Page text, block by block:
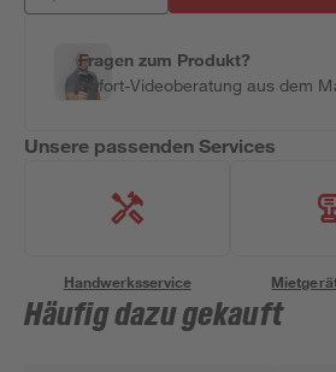
Fragen zum Produkt?
Sofort-Videoberatung aus dem
Unsere passenden Services
Handwerksservice
Häufig dazu gekauft